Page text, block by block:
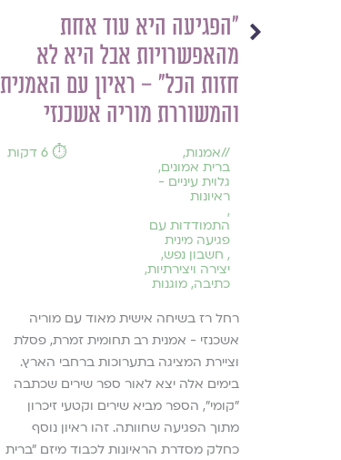
"הפגיעה היא עוד אחת
מהאפשרויות אבל היא לא
חזות הכל" – ראיון עם האמנית
והמשוררת מוריה אשכנזי
//אמנות,
ברית אמונים,
גלוית עיניים -
ראיונות
,
התמודדות עם
פגיעה מינית
, חשבון נפש,
יצירה ויצירתיות,
כתיבה, מוגנות
⏱️ 6 דקות
רחל רז בשיחה אישית מאוד עם מוריה
אשכנזי - אמנית רב תחומית זמרת, פסלת
וציירת המציגה בתערוכות ברחבי הארץ.
בימים אלה יצא לאור ספר שירים שכתבה
"קומי", הספר מביא שירים וקטעי זיכרון
מתוך הפגיעה שחוותה. זהו ראיון נוסף
כחלק מסדרת הראיונות לכבוד מיזם "ברית